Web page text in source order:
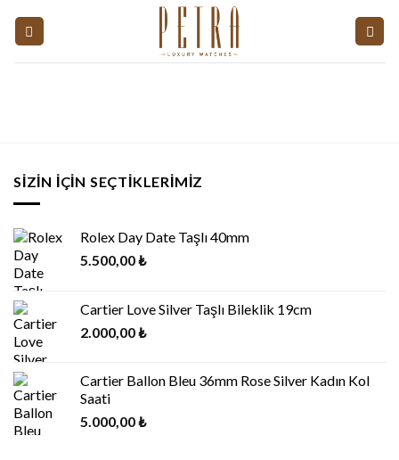
SIZIN İÇIN SEÇTIKLERIMIZ
Rolex Day Date Taşlı 40mm
5.500,00₺
Cartier Love Silver Taşlı Bileklik 19cm
2.000,00₺
Cartier Ballon Bleu 36mm Rose Silver Kadın Kol
Saati
5.000,00₺